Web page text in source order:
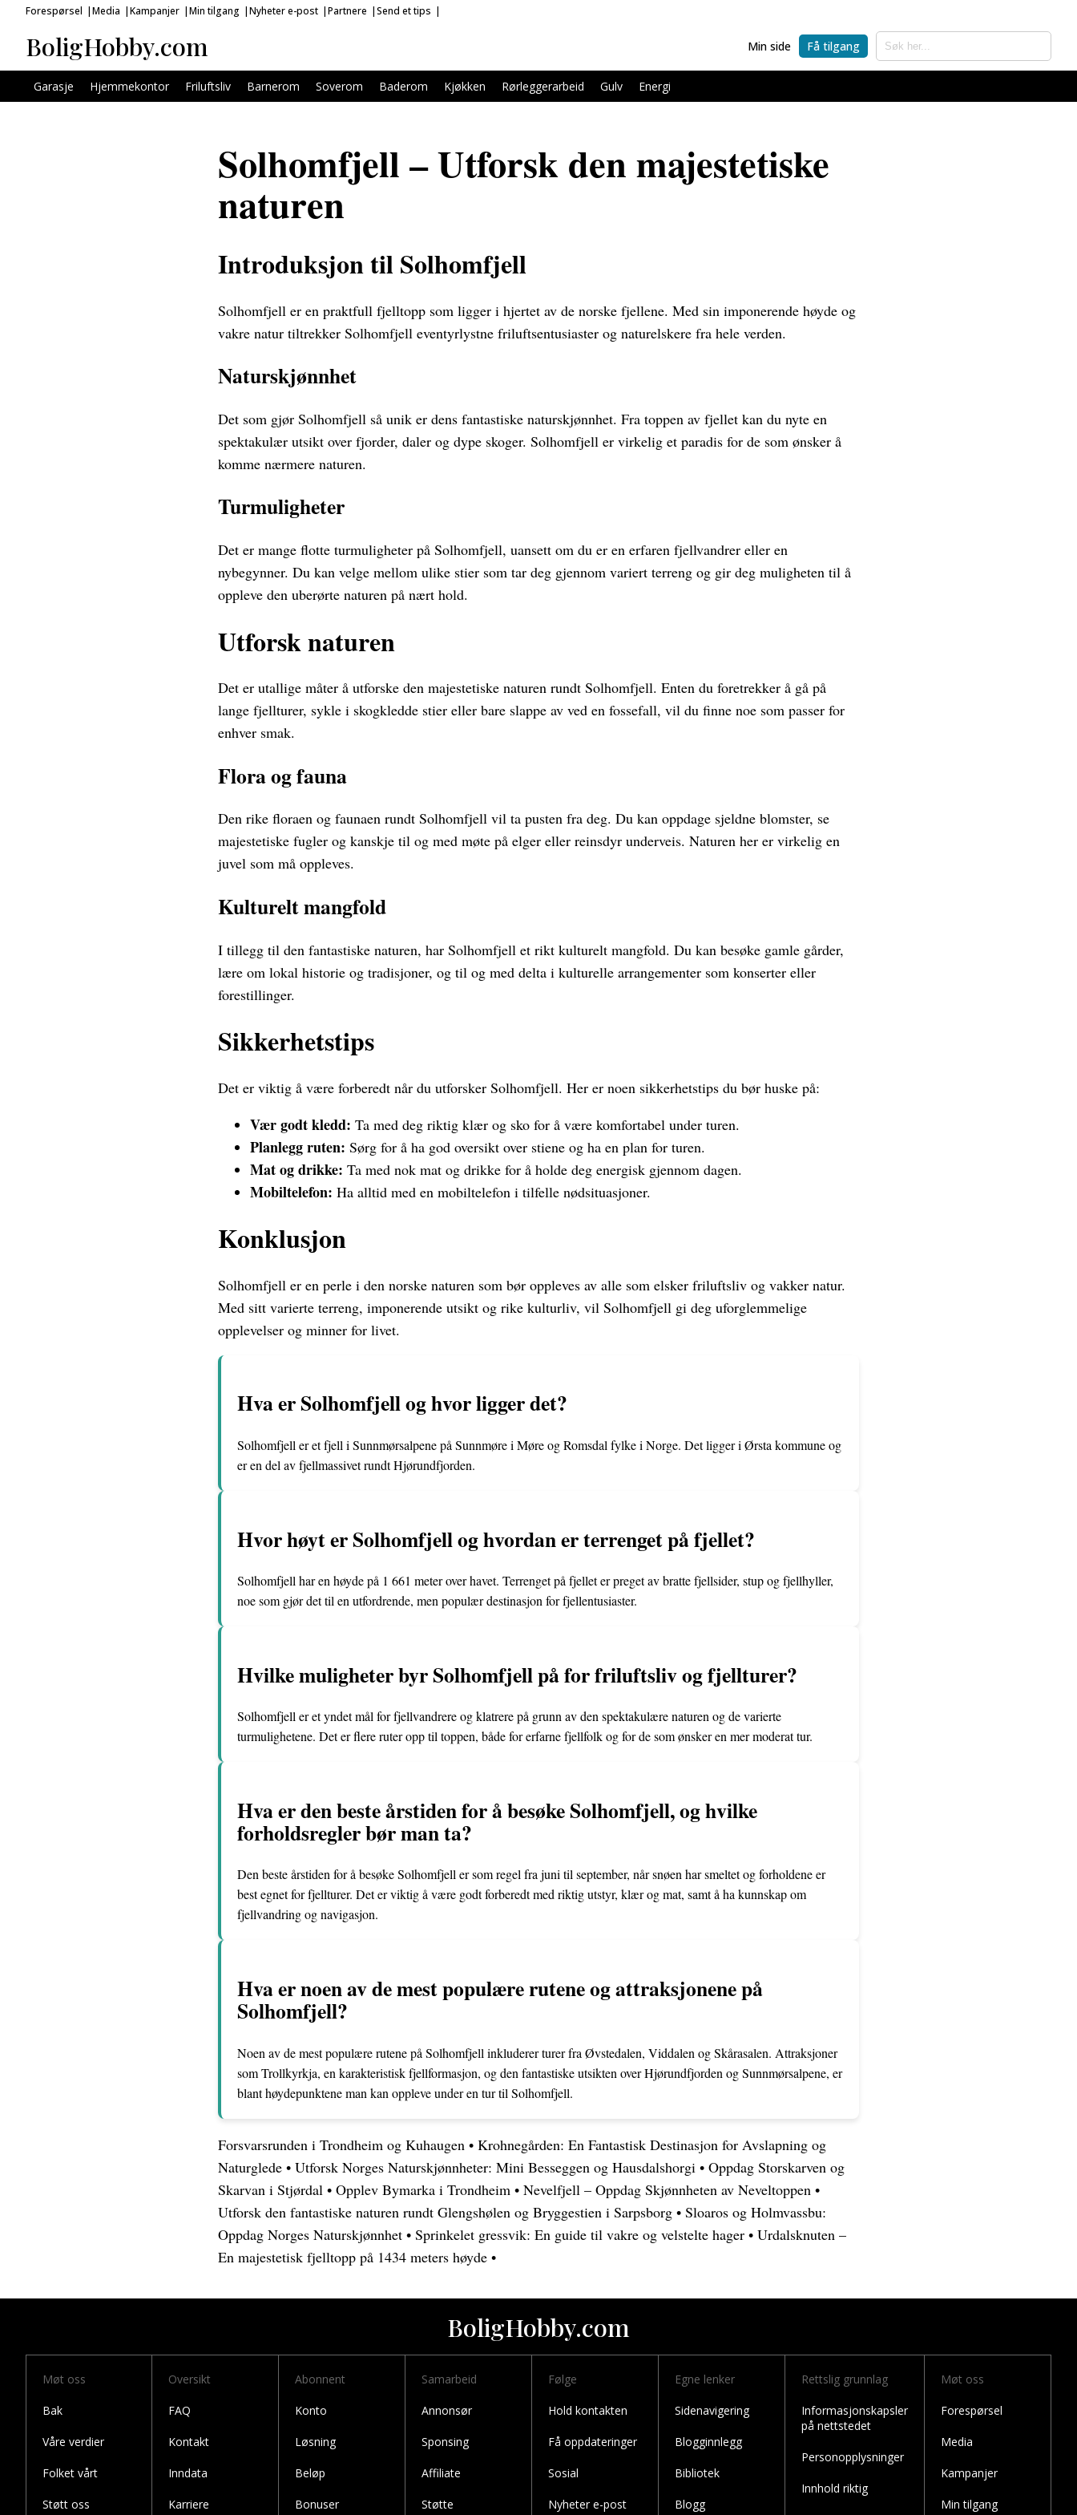
Forespørsel Media Kampanjer Min tilgang Nyheter e-post Partnere Send et tips
BoligHobby.com Min side Få tilgang
Garasje Hjemmekontor Friluftsliv Barnerom Soverom Baderom Kjøkken Rørleggerarbeid Gulv Energi
Solhomfjell – Utforsk den majestetiske
naturen
Introduksjon til Solhomfjell
Solhomfjell er en praktfull fjelltopp som ligger i hjertet av de norske fjellene. Med sin imponerende høyde og
vakre natur tiltrekker Solhomfjell eventyrlystne friluftsentusiaster og naturelskere fra hele verden.
Naturskjønnhet
Det som gjør Solhomfjell så unik er dens fantastiske naturskjønnhet. Fra toppen av fjellet kan du nyte en
spektakulær utsikt over fjorder, daler og dype skoger. Solhomfjell er virkelig et paradis for de som ønsker å
komme nærmere naturen.
Turmuligheter
Det er mange flotte turmuligheter på Solhomfjell, uansett om du er en erfaren fjellvandrer eller en
nybegynner. Du kan velge mellom ulike stier som tar deg gjennom variert terreng og gir deg muligheten til å
oppleve den uberørte naturen på nært hold.
Utforsk naturen
Det er utallige måter å utforske den majestetiske naturen rundt Solhomfjell. Enten du foretrekker å gå på
lange fjellturer, sykle i skogkledde stier eller bare slappe av ved en fossefall, vil du finne noe som passer for
enhver smak.
Flora og fauna
Den rike floraen og faunaen rundt Solhomfjell vil ta pusten fra deg. Du kan oppdage sjeldne blomster, se
majestetiske fugler og kanskje til og med møte på elger eller reinsdyr underveis. Naturen her er virkelig en
juvel som må oppleves.
Kulturelt mangfold
I tillegg til den fantastiske naturen, har Solhomfjell et rikt kulturelt mangfold. Du kan besøke gamle gårder,
lære om lokal historie og tradisjoner, og til og med delta i kulturelle arrangementer som konserter eller
forestillinger.
Sikkerhetstips
Det er viktig å være forberedt når du utforsker Solhomfjell. Her er noen sikkerhetstips du bør huske på:
Vær godt kledd: Ta med deg riktig klær og sko for å være komfortabel under turen.
Planlegg ruten: Sørg for å ha god oversikt over stiene og ha en plan for turen.
Mat og drikke: Ta med nok mat og drikke for å holde deg energisk gjennom dagen.
Mobiltelefon: Ha alltid med en mobiltelefon i tilfelle nødsituasjoner.
Konklusjon
Solhomfjell er en perle i den norske naturen som bør oppleves av alle som elsker friluftsliv og vakker natur.
Med sitt varierte terreng, imponerende utsikt og rike kulturliv, vil Solhomfjell gi deg uforglemmelige
opplevelser og minner for livet.
Hva er Solhomfjell og hvor ligger det?
Solhomfjell er et fjell i Sunnmørsalpene på Sunnmøre i Møre og Romsdal fylke i Norge. Det ligger i Ørsta kommune og
er en del av fjellmassivet rundt Hjørundfjorden.
Hvor høyt er Solhomfjell og hvordan er terrenget på fjellet?
Solhomfjell har en høyde på 1 661 meter over havet. Terrenget på fjellet er preget av bratte fjellsider, stup og fjellhyller,
noe som gjør det til en utfordrende, men populær destinasjon for fjellentusiaster.
Hvilke muligheter byr Solhomfjell på for friluftsliv og fjellturer?
Solhomfjell er et yndet mål for fjellvandrere og klatrere på grunn av den spektakulære naturen og de varierte
turmulighetene. Det er flere ruter opp til toppen, både for erfarne fjellfolk og for de som ønsker en mer moderat tur.
Hva er den beste årstiden for å besøke Solhomfjell, og hvilke
forholdsregler bør man ta?
Den beste årstiden for å besøke Solhomfjell er som regel fra juni til september, når snøen har smeltet og forholdene er
best egnet for fjellturer. Det er viktig å være godt forberedt med riktig utstyr, klær og mat, samt å ha kunnskap om
fjellvandring og navigasjon.
Hva er noen av de mest populære rutene og attraksjonene på
Solhomfjell?
Noen av de mest populære rutene på Solhomfjell inkluderer turer fra Øvstedalen, Viddalen og Skårasalen. Attraksjoner
som Trollkyrkja, en karakteristisk fjellformasjon, og den fantastiske utsikten over Hjørundfjorden og Sunnmørsalpene, er
blant høydepunktene man kan oppleve under en tur til Solhomfjell.
Forsvarsrunden i Trondheim og Kuhaugen • Krohnegården: En Fantastisk Destinasjon for Avslapning og
Naturglede • Utforsk Norges Naturskjønnheter: Mini Besseggen og Hausdalshorgi • Oppdag Storskarven og
Skarvan i Stjørdal • Opplev Bymarka i Trondheim • Nevelfjell – Oppdag Skjønnheten av Neveltoppen •
Utforsk den fantastiske naturen rundt Glengshølen og Bryggestien i Sarpsborg • Sloaros og Holmvassbu:
Oppdag Norges Naturskjønnhet • Sprinkelet gressvik: En guide til vakre og velstelte hager • Urdalsknuten –
En majestetisk fjelltopp på 1434 meters høyde •
BoligHobby.com
Møt oss
Forespørsel
Media
Kampanjer
Min tilgang
Møt oss
Bak
Våre verdier
Folket vårt
Støtt oss
Oversikt
FAQ
Kontakt
Inndata
Karriere
Abonnent
Konto
Løsning
Beløp
Bonuser
Samarbeid
Annonsør
Sponsing
Affiliate
Støtte
Følge
Hold kontakten
Få oppdateringer
Sosial
Nyheter e-post
Egne lenker
Sidenavigering
Blogginnlegg
Bibliotek
Blogg
Rettslig grunnlag
Informasjonskapsler
på nettstedet
Personopplysninger
Innhold riktig